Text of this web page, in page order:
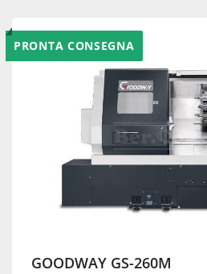
PRONTA CONSEGNA
GOODWAY GS-260M